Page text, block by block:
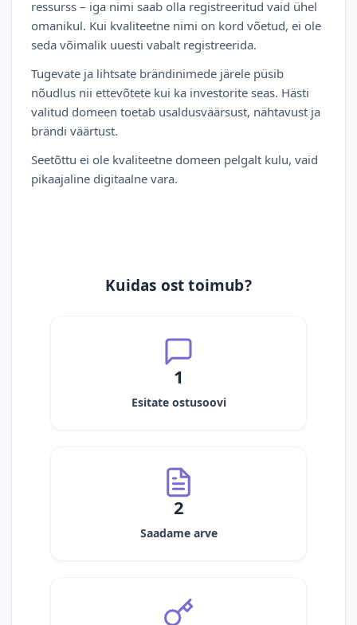
ressurss – iga nimi saab olla registreeritud vaid ühel
omanikul. Kui kvaliteetne nimi on kord võetud, ei ole
seda võimalik uuesti vabalt registreerida.
Tugevate ja lihtsate brändinimede järele püsib
nõudlus nii ettevõtete kui ka investorite seas. Hästi
valitud domeen toetab usaldusväärsust, nähtavust ja
brändi väärtust.
Seetõttu ei ole kvaliteetne domeen pelgalt kulu, vaid
pikaajaline digitaalne vara.
Kuidas ost toimub?
1
Esitate ostusoovi
2
Saadame arve